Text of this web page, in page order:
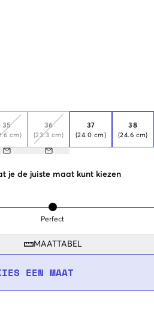
35
cm)
36
(23.3 cm)
37
(24.0 cm)
38
(24.6 cm)
je de juiste maat kunt kiezen
Perfect
MAATTABEL
EEN MAAT